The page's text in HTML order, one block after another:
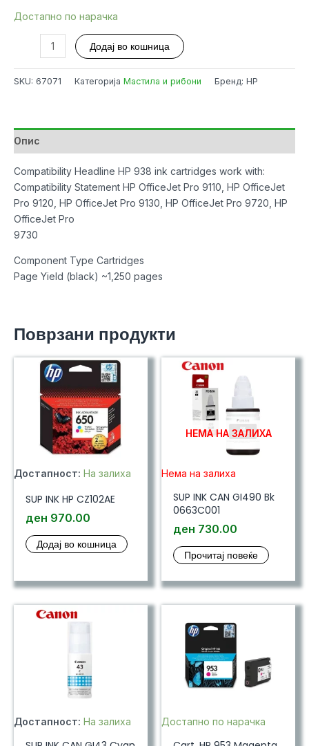
Достапно по нарачка
938
количина
Додај во кошница
SKU: 67071 Категорија Мастила и рибони Бренд: HP
Опис
Compatibility Headline HP 938 ink cartridges work with:
Compatibility Statement HP OfficeJet Pro 9110, HP OfficeJet
Pro 9120, HP OfficeJet Pro 9130, HP OfficeJet Pro 9720, HP
OfficeJet Pro
9730
Component Type Cartridges
Page Yield (black) ~1,250 pages
Поврзани продукти
Достапност: На залиха
SUP INK HP CZ102AE
ден 970.00
Додај во кошница
НЕМА НА ЗАЛИХА
Нема на залиха
SUP INK CAN GI490 Bk
0663C001
ден 730.00
Прочитај повеќе
Достапност: На залиха Достапно по нарачка